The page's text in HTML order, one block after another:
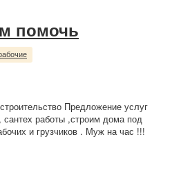
помочь
Предложение услуг
работы ,строим дома под
и грузчиков . Муж на час !!!